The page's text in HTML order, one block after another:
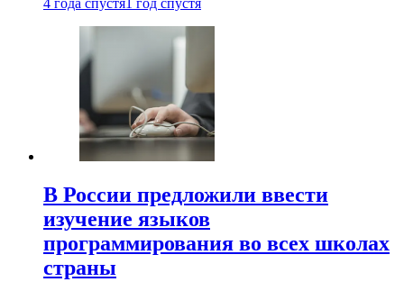
4 года спустя 1 год спустя
В России предложили ввести
изучение языков
программирования во всех школах
страны